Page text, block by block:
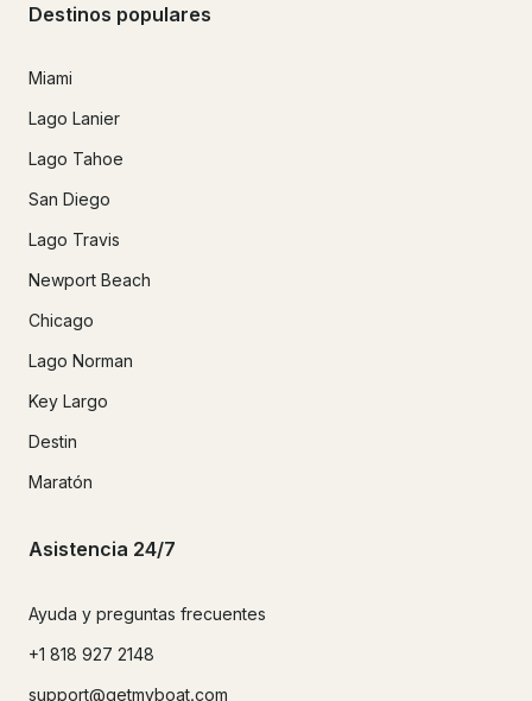
Destinos populares
Miami
Lago Lanier
Lago Tahoe
San Diego
Lago Travis
Newport Beach
Chicago
Lago Norman
Key Largo
Destin
Maratón
Asistencia 24/7
Ayuda y preguntas frecuentes
+1 818 927 2148
support@getmyboat.com